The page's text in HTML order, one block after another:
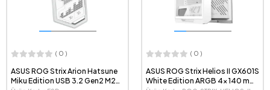
( 0 )
ASUS ROG Strix Arion Hatsune
Miku Edition USB 3.2 Gen2 M2
( 0 )
ASUS ROG Strix Helios II GX601S
White Edition ARGB 4x 140 mm